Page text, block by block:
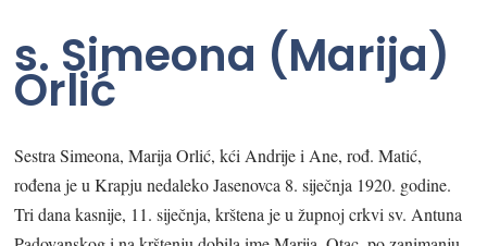
s. Simeona (Marija)
Orlić
Sestra Simeona, Marija Orlić, kći Andrije i Ane, rođ. Matić,
rođena je u Krapju nedaleko Jasenovca 8. siječnja 1920. godine.
Tri dana kasnije, 11. siječnja, krštena je u župnoj crkvi sv. Antuna